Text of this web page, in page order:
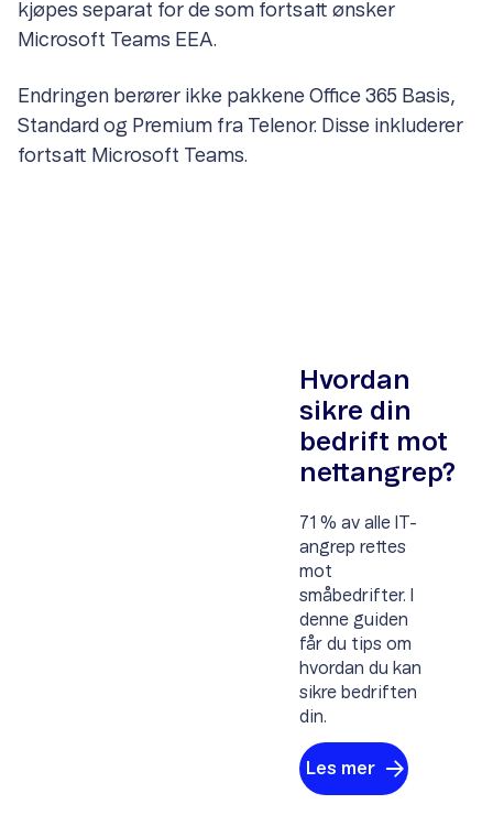
kjøpes separat for de som fortsatt ønsker
Microsoft Teams EEA.
Endringen berører ikke pakkene Office 365 Basis,
Standard og Premium fra Telenor. Disse inkluderer
fortsatt Microsoft Teams.
Hvordan
sikre din
bedrift mot
nettangrep?
71 % av alle IT-
angrep rettes
mot
småbedrifter. I
denne guiden
får du tips om
hvordan du kan
sikre bedriften
din.
Les mer